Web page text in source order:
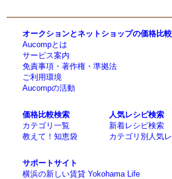
オークションとネットショップの価格比
Aucompとは
サービス案内
免責事項・著作権・準拠法
ご利用環境
Aucompの活動
価格比較検索
カテゴリ一覧
教えて！知恵袋
人気レシピ検索
新着レシピ検索
カテゴリ別人気
サポートサイト
横浜の新しい賃貸 Yokohama Life